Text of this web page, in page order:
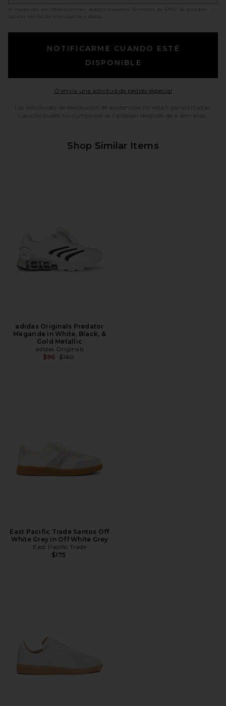
Al hacer clic en «Notificarme», acepta nuestras Términos de SMS
. Se pueden
aplicar tarifas de mensajería y datos.
NOTIFICARME CUANDO ESTÉ
DISPONIBLE
O envía una solicitud de pedido especial
Las solicitudes de devolución de existencias no están garantizadas.
Las solicitudes no cumplidas se cancelan después de 6 semanas.
Shop Similar Items
adidas Originals Predator
Megaride in White, Black, &
Gold Metallic
adidas Originals
$96 Precio anterior:
$160
East Pacific Trade Santos Off
White Grey in Off White Grey
East Pacific Trade
$175